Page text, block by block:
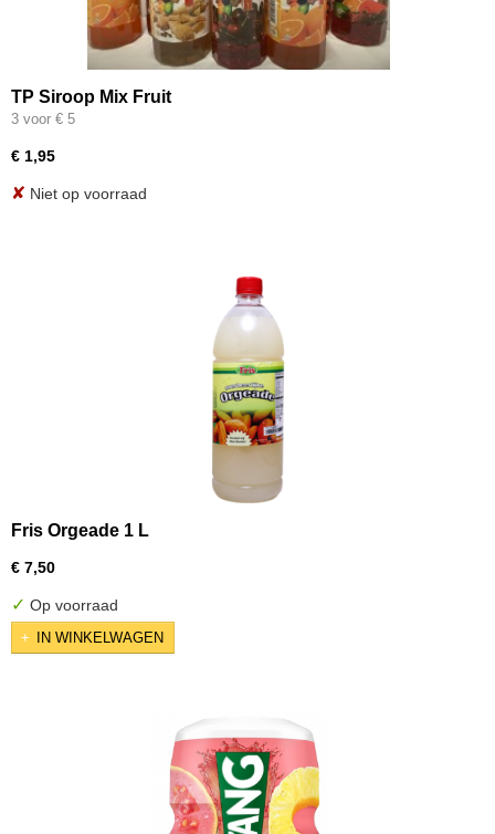
TP Siroop Mix Fruit
3 voor € 5
€ 1,95
✘ Niet op voorraad
Fris Orgeade 1 L
€ 7,50
✓ Op voorraad
IN WINKELWAGEN